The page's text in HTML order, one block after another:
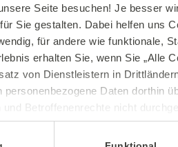
Seite besuchen! Je besser
Sie gestalten. Dabei helfen uns
für andere wie funktionale,
erhalten Sie, wenn Sie „Alle
von Dienstleistern in
personenbezogene Daten dorthin
und Betroffenenrechte nicht
und -übermittlung widerrufen und
Sie gerne auf Anfrage.
Sie auch zum